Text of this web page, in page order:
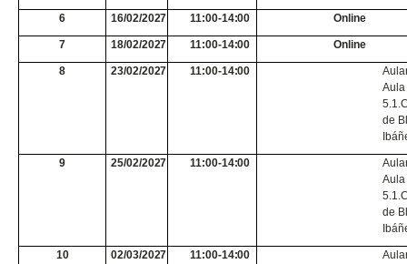
6 16/02/2027 11:00-14:00 Online
7 18/02/2027 11:00-14:00 Online
8 23/02/2027 11:00-14:00
Aula
de
9 25/02/2027 11:00-14:00
Aula
de
10 02/03/2027 11:00-14:00